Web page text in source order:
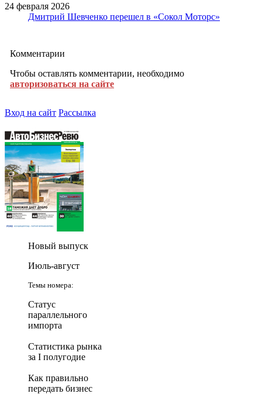
24 февраля 2026
Дмитрий Шевченко перешел в «Сокол Моторс»
Комментарии
Чтобы оставлять комментарии, необходимо
авторизоваться на сайте
Вход на сайт Рассылка
Новый выпуск
Июль-август
Темы номера:
Статус
параллельного
импорта
Статистика рынка
за I полугодие
Как правильно
передать бизнес